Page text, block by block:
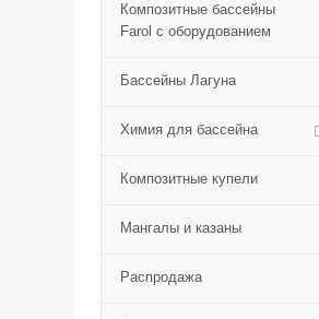
Композитные бассейны
Farol с оборудованием
Бассейны Лагуна
Химия для бассейна
Композитные купели
Мангалы и казаны
Распродажа